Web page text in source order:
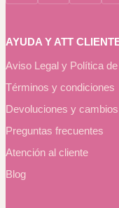
AYUDA Y ATT
Aviso Legal y Política
Términos y condiciones
Devoluciones y cambios
Preguntas frecuentes
Atención al cliente
Blog